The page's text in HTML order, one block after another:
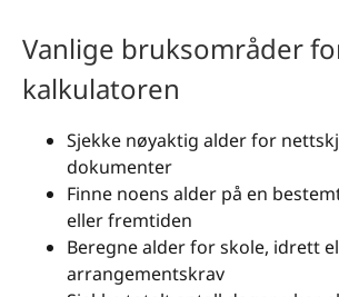
Vanlige bruksområder
kalkulatoren
Sjekke nøyaktig alder for
dokumenter
Finne noens alder på en
eller fremtiden
Beregne alder for skole, idrett
arrangementskrav